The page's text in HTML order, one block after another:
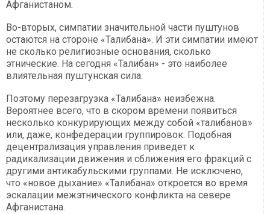
Афганистаном.
Во-вторых, симпатии значительной части пуштунов
остаются на стороне «Талибана». И эти симпатии имеют
не сколько религиозные основания, сколько
этнические. На сегодня «Талибан» - это наиболее
влиятельная пуштунская сила.
Поэтому перезагрузка «Талибана» неизбежна.
Вероятнее всего, что в скором времени появиться
несколько конкурирующих между собой «талибанов»
или, даже, конфедерации группировок. Подобная
децентрализация управления приведет к
радикализации движения и сближения его фракций с
другими антикабульскими группами. Не исключено,
что «новое дыхание» «Талибана» откроется во время
эскалации межэтнического конфликта на севере
Афганистана.